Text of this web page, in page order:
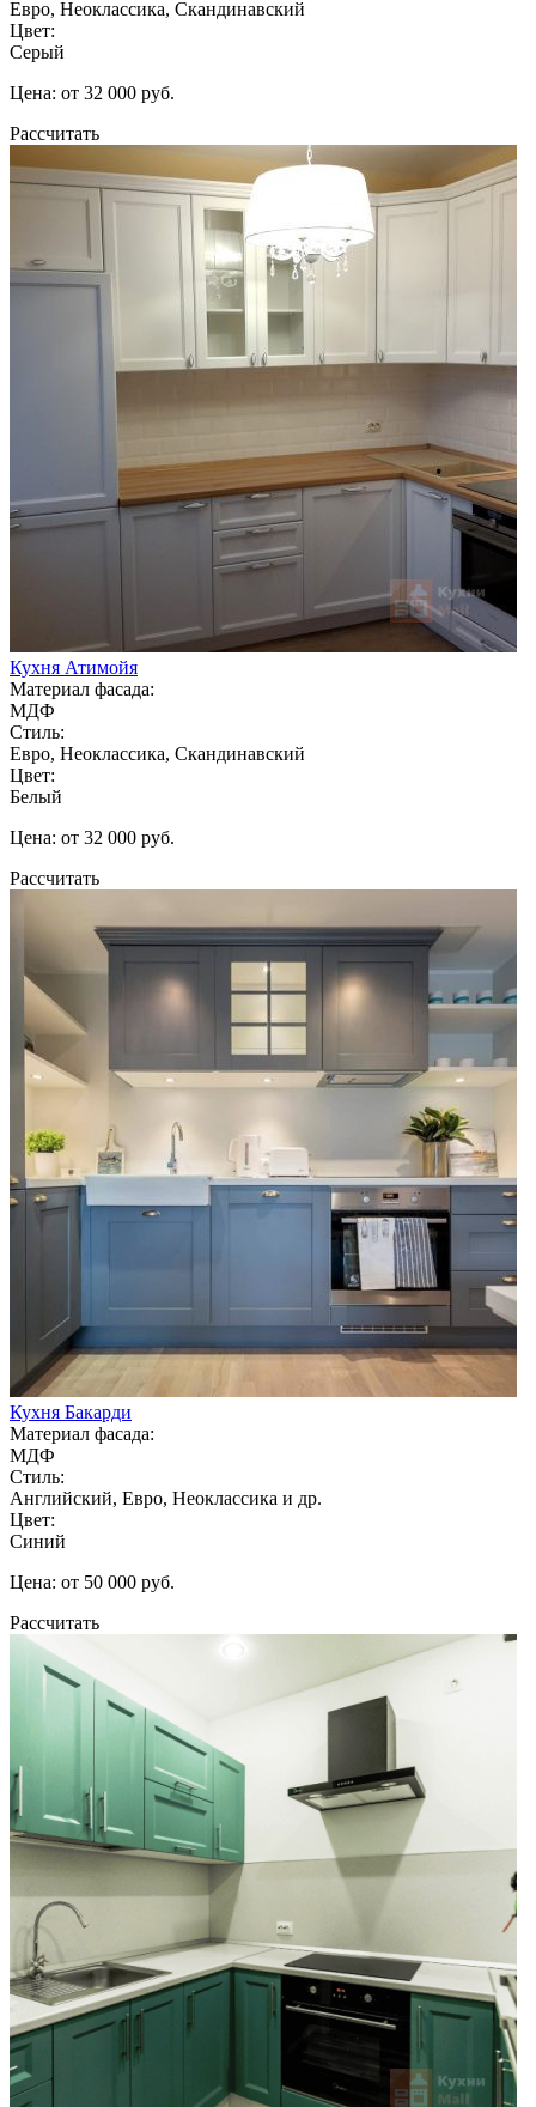
Евро, Неоклассика, Скандинавский
Цвет:
Серый
Цена: от 32 000 руб.
Рассчитать
Кухня Атимойя
Материал фасада:
МДФ
Стиль:
Евро, Неоклассика, Скандинавский
Цвет:
Белый
Цена: от 32 000 руб.
Рассчитать
Кухня Бакарди
Материал фасада:
МДФ
Стиль:
Английский, Евро, Неоклассика и др.
Цвет:
Синий
Цена: от 50 000 руб.
Рассчитать